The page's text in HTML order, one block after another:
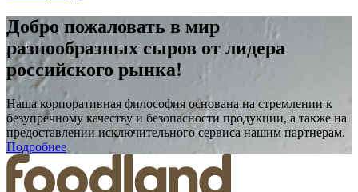
Добро пожаловать в мир
разнообразных сыров от лидера
российского рынка!
Наша корпоративная философия основана на стремлении к
безупречному качеству и безопасности продукции, а также на
предоставлении исключительного сервиса нашим партнерам.
Подробнее